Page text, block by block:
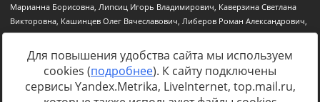
https://minjust.gov.ru/uploaded/files/reestr-
inostrannyih-agentov-22-03-2024.pdfданные на22.03.2024
Для повышения удобства сайта мы используем
cookies (подробнее). К сайту подключены
сервисы Yandex.Metrika, LiveInternet, top.mail.ru,